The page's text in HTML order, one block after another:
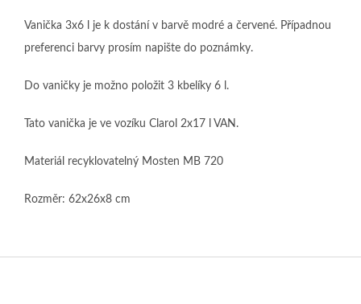
Vanička 3x6 l je k dostání v barvě modré a červené. Případnou
preferenci barvy prosím napište do poznámky.
Do vaničky je možno položit 3 kbelíky 6 l.
Tato vanička je ve vozíku Clarol 2x17 l VAN.
Materiál recyklovatelný Mosten MB 720
Rozměr: 62x26x8 cm